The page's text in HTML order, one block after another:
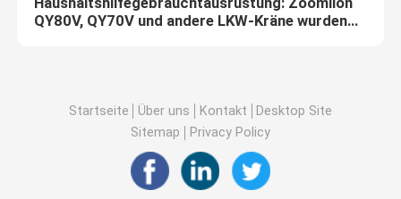
QY80V, QY70V und andere LKW-Kräne wurden
Startseite Über uns Kontakt
Desktop Site
Sitemap
Privacy Policy